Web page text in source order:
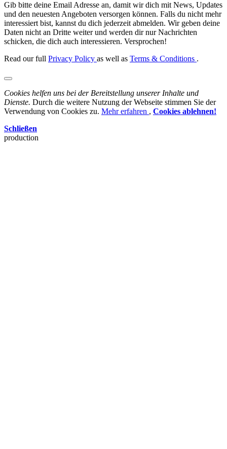
Gib bitte deine Email Adresse an, damit wir dich mit News, Updates
und den neuesten Angeboten versorgen können. Falls du nicht mehr
interessiert bist, kannst du dich jederzeit abmelden. Wir geben deine
Daten nicht an Dritte weiter und werden dir nur Nachrichten
schicken, die dich auch interessieren. Versprochen!
Read our full Privacy Policy as well as Terms & Conditions .
Cookies helfen uns bei der Bereitstellung unserer Inhalte und
Dienste. Durch die weitere Nutzung der Webseite stimmen Sie der
Verwendung von Cookies zu. Mehr erfahren , Cookies ablehnen!
Schließen
production